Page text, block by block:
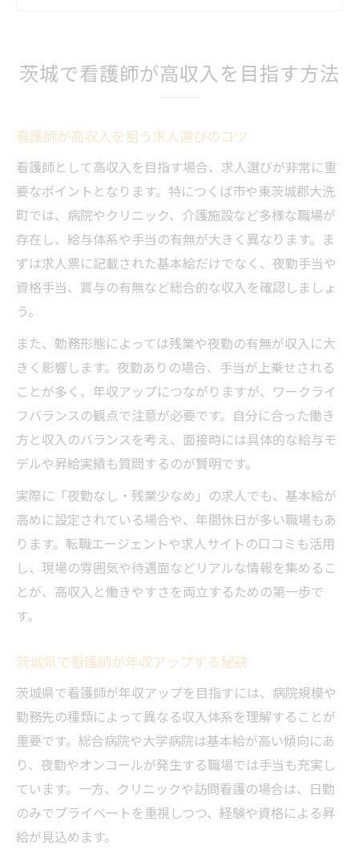
看護師が理想勤務を叶える転職術
看護師が転職で失敗しないポイント解説
看護師が理想の科を見極めるための視点
ネクストワーカー看護での情報収集法
看護師が長く働ける職場環境の探し方
残業少なめ勤務で生活にゆとりを
看護師が残業少なめを実現する職場選び
看護師のワークライフバランス改善術
パート勤務で看護師が得る生活の余裕
東茨城郡大洗町の働きやすさ徹底解説
看護師が感じる大洗町の職場環境の魅力
大洗町で看護師が快適に働くための条件
看護師が重視する通勤やシフトの柔軟性
看護師求人で注目される福利厚生の特徴
大洗町の看護師転職事情と選び方ポイント
看護師の年収アップ実現のコツを紹介
看護師が年収500万を達成するキャリアパス
年収アップに強い看護師転職サイト活用法
看護師の年収500万は何年目が目安か解説
看護師が資格や経験を活かす収入増戦略
つくば市勤務がもたらすキャリア充実
看護師がつくば市でキャリアを磨くポイン
ト
つくば市勤務看護師の働きやすさの理由
看護師が学べる職場環境選びのコツ解説
看護師のスキルアップに役立つ施設選び
茨城で看護師が高収入を目指す方法
看護師が高収入を狙う求人選びのコツ
看護師として高収入を目指す場合、求人選びが非常に重
要なポイントとなります。特につくば市や東茨城郡大洗
町では、病院やクリニック、介護施設など多様な職場が
存在し、給与体系や手当の有無が大きく異なります。ま
ずは求人票に記載された基本給だけでなく、夜勤手当や
資格手当、賞与の有無など総合的な収入を確認しましょ
う。
また、勤務形態によっては残業や夜勤の有無が収入に大
きく影響します。夜勤ありの場合、手当が上乗せされる
ことが多く、年収アップにつながりますが、ワークライ
フバランスの観点で注意が必要です。自分に合った働き
方と収入のバランスを考え、面接時には具体的な給与モ
デルや昇給実績も質問するのが賢明です。
実際に「夜勤なし・残業少なめ」の求人でも、基本給が
高めに設定されている場合や、年間休日が多い職場もあ
ります。転職エージェントや求人サイトの口コミも活用
し、現場の雰囲気や待遇面などリアルな情報を集めるこ
とが、高収入と働きやすさを両立するための第一歩で
す。
茨城県で看護師が年収アップする秘訣
茨城県で看護師が年収アップを目指すには、病院規模や
勤務先の種類によって異なる収入体系を理解することが
重要です。総合病院や大学病院は基本給が高い傾向にあ
り、夜勤やオンコールが発生する職場では手当も充実し
ています。一方、クリニックや訪問看護の場合は、日勤
のみでプライベートを重視しつつ、経験や資格による昇
給が見込めます。